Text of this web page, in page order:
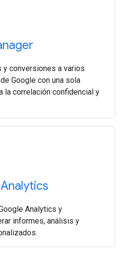
y conversiones a varios
Google con una sola
la correlación confidencial y
Analytics y
informes, análisis y